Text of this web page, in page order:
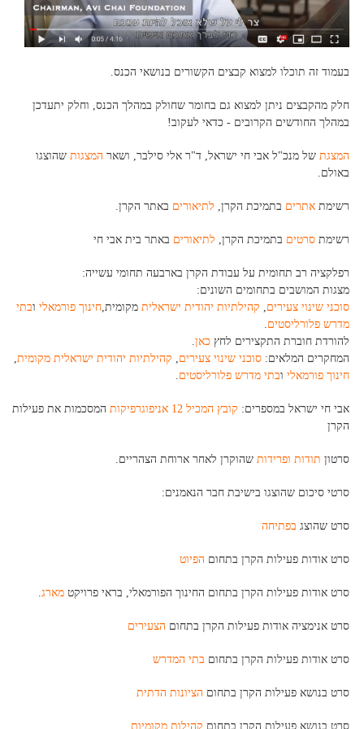
בעמוד זה תוכלו למצוא קבצים הקשורים בנושאי הכנס.
חלק מהקבצים ניתן למצוא גם בחומר שחולק במהלך הכנס, וחלק יתעדכן
במהלך החודשים הקרובים - כדאי לעקוב!
המצגתשל מנכ"ל אבי חי ישראל, ד"ר אלי סילבר, ושאר המצגות שהוצגו
באולם.
רשימת אתרים בתמיכת הקרן, לתיאורים באתר הקרן.
רשימת סרטים בתמיכת הקרן, לתיאורים באתר בית אבי חי
רפלקציה רב תחומית על עבודת הקרן בארבעה תחומי עשייה:
מצגות המושבים בתחומים השונים:
סוכני שינוי צעירים
קהילתיות יהודית ישראליתמקומית, חינוך פורמאליובתי
מדרש פלורליסטים
להורדת חוברת התקצירים לחץ כאן.
המחקרים המלאים: סוכני שינוי צעירים קהילתיות יהודית ישראלית מקומית,
חינוך פורמאליובתי מדרש פלורליסטים
אבי חי ישראל במספרים: קובץ המכיל 12 אניפוגרפיקות
המסכמות את פעילות
הקרן
סרטון תודות ופרידותשהוקרן לאחר ארוחת הצהריים.
סרטי סיכום שהוצגו בישיבת חבר הנאמנים:
סרט שהוצג בפתיחה
סרט אודות פעילות הקרן בתחום הפיוט
סרט אודות פעילות הקרן בתחום החינוך הפורמאלי, בראי פרויקט מארג.
סרט אנימציה אודות פעילות הקרן בתחום הצעירים
סרט אודות פעילות הקרן בתחום בתי המדרש
סרט בנושא פעילות הקרן בתחום הציונות הדתית
סרט בנושא פעילות הקרן בתחום קהילות מקומיות